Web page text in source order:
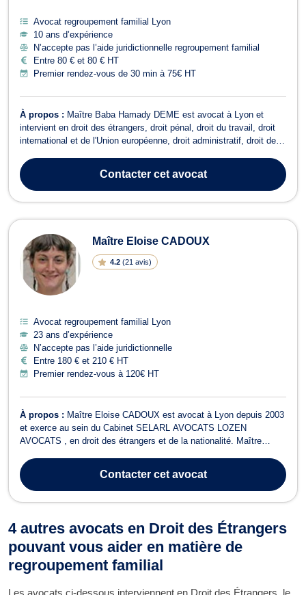
Avocat regroupement familial Lyon
10 ans d’expérience
N’accepte pas l’aide juridictionnelle regroupement familial
Entre 80 € et 80 € HT
Premier rendez-vous de 30 min à 75€ HT
À propos : Maître Baba Hamady DEME est avocat à Lyon et
intervient en droit des étrangers, droit pénal, droit du travail, droit
international et de l'Union européenne, droit administratif, droit de la
étrangers, concernant les demandes d'admission au séjour sur le
territoi...
Contactercet avocat
Maître Eloise CADOUX
4.2 (21 avis)
Avocat regroupement familial Lyon
23 ans d’expérience
N’accepte pas l’aide juridictionnelle
Entre 180 € et 210 € HT
Premier rendez-vous à 120€ HT
À propos : Maître Eloise CADOUX est avocat à Lyon depuis 2003
et exerce au sein du Cabinet SELARL AVOCATS LOZEN
AVOCATS , en droit des étrangers et de la nationalité. Maître
immigration personnelle, familiale ou professionnelle : Conseil et
accompagnement pour des demandes de tit...
Contactercet avocat
4 autres avocats en Droit des Étrangers
pouvant vous aider en matière de
regroupement familial
Les avocats ci-dessous interviennent en Droit des Étrangers, le